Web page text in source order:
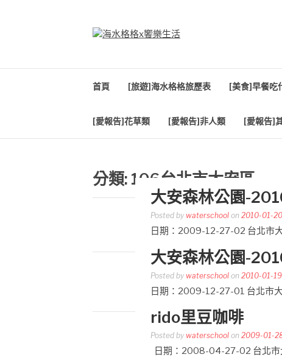
首頁 [旅遊]海水格格旅歷表 [美食]早餐吃
[愛報告]花草類 [愛報告]非人類 [愛報告]
分類: 106台北市大安區
大安森林公園-
Posted by waterschool on 2010-01-20
日期：2009-12-27-02 台北市
大安森林公園-
Posted by waterschool on 2010-01-19
日期：2009-12-27-01 台北市
rido里豆咖啡
Posted by waterschool on 2009-01-
日期：2008-04-27-02 台北